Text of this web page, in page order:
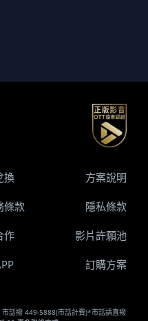
話撥 449-5888(市話計費)*市話請直撥
換 方案說明
條款 隱私條款
作 影片許願池
訂購方案